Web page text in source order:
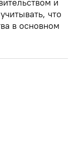
что
в основном